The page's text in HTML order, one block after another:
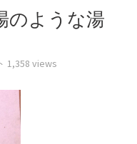
のような湯
1,358 views